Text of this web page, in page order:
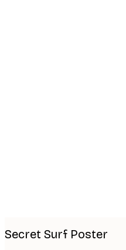
Secret Surf Poster